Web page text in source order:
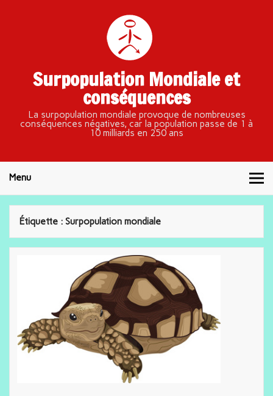
Surpopulation Mondiale et
conséquences
La surpopulation mondiale provoque de nombreuses
conséquences négatives, car la population passe de 1 à
10 milliards en 250 ans
Menu
Étiquette : Surpopulation mondiale